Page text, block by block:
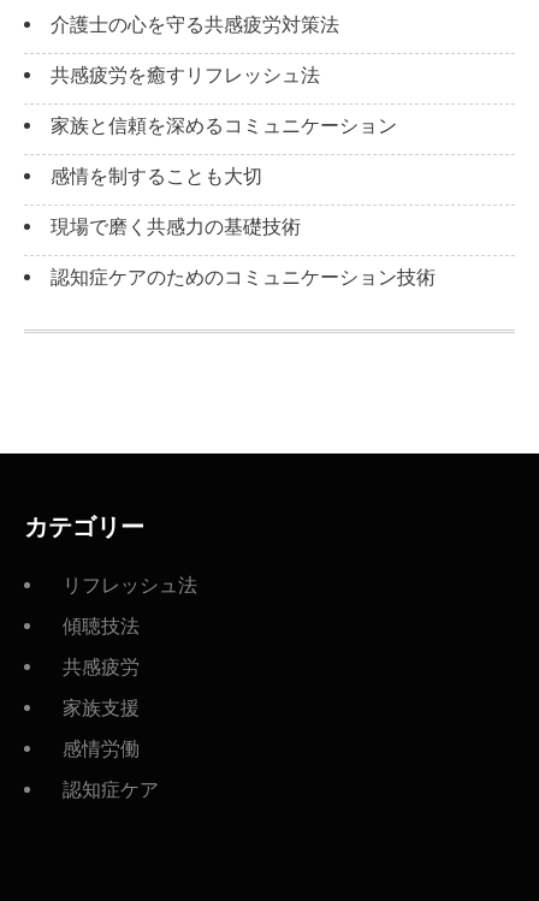
介護士の心を守る共感疲労対策法
共感疲労を癒すリフレッシュ法
家族と信頼を深めるコミュニケーション
感情を制することも大切
現場で磨く共感力の基礎技術
認知症ケアのためのコミュニケーション技術
カテゴリー
リフレッシュ法
傾聴技法
共感疲労
家族支援
感情労働
認知症ケア